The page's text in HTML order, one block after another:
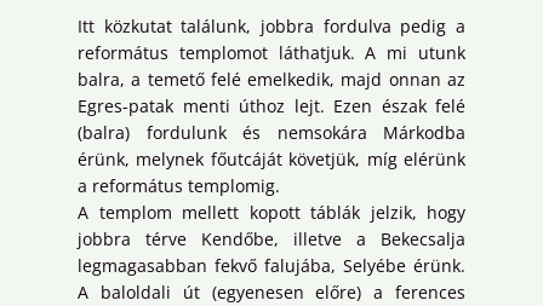
Itt közkutat találunk, jobbra fordulva pedig a
református templomot láthatjuk. A mi utunk
balra, a temető felé emelkedik, majd onnan az
Egres-patak menti úthoz lejt. Ezen észak felé
(balra) fordulunk és nemsokára Márkodba
érünk, melynek főutcáját követjük, míg elérünk
a református templomig.
A templom mellett kopott táblák jelzik, hogy
jobbra térve Kendőbe, illetve a Bekecsalja
legmagasabban fekvő falujába, Selyébe érünk.
A baloldali út (egyenesen előre) a ferences